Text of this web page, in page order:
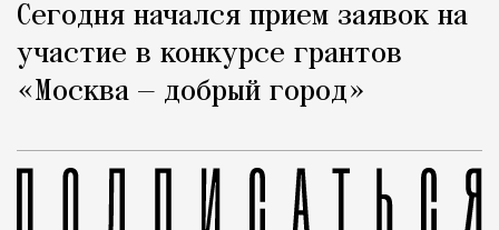
Сегодня начался прием заявок на
участие в конкурсе грантов
«Москва — добрый город»